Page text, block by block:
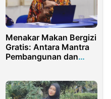
Menakar Makan Bergizi
Gratis: Antara Mantra
Pembangunan dan